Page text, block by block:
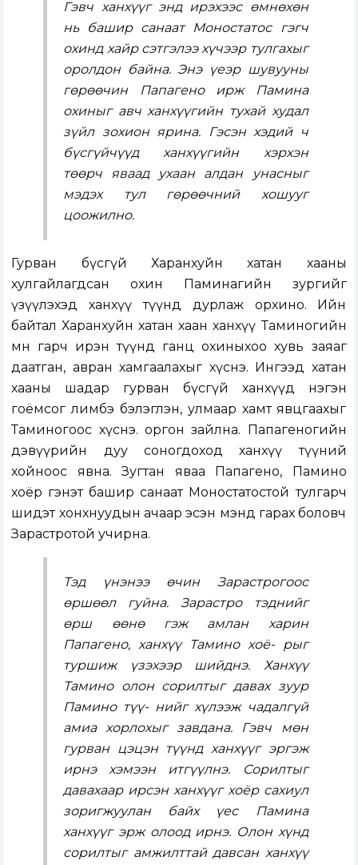
Гэвч ханхүүг энд ирэхээс өмнөхөн
нь башир санаат Моностатос гэгч
охинд хайр сэтгэлээ хүчээр тулгахыг
оролдон байна. Энэ үеэр шувууны
гөрөөчин Папагено ирж Памина
охиныг авч ханхүүгийн тухай худал
зүйл зохион ярина. Гэсэн хэдий ч
бүсгүйчүүд ханхүүгийн хэрхэн
төөрч яваад ухаан алдан унасныг
мэдэх тул гөрөөчний хошууг
цоожилно.
Гурван бүсгүй Харанхуйн хатан хааны
хулгайлагдсан охин Паминагийн зургийг
үзүүлэхэд ханхүү түүнд дурлаж орхино. Ийн
байтал Харанхуйн хатан хаан ханхүү Таминогийн
өмнө гарч ирэн түүнд ганц охиныхоо хувь заяаг
даатган, авран хамгаалахыг хүснэ. Ингээд хатан
хааны шадар гурван бүсгүй ханхүүд нэгэн
гоёмсог лимбэ бэлэглэн, улмаар хамт явцгаахыг
Таминогоос хүснэ. оргон зайлна. Папагеногийн
дэвүүрийн дуу соногдоход ханхүү түүний
хойноос явна. Зугтан яваа Папагено, Памино
хоёр гэнэт башир санаат Моностатостой тулгарч
шидэт хонхнуудын ачаар эсэн мэнд гарах боловч
Зарастротой учирна.
Тэд үнэнээ өчин Зарастрогоос
өршөөл гуйна. Зарастро тэднийг
өрш өөнө гэж амлан харин
Папагено, ханхүү Тамино хоё- рыг
туршиж үзэхээр шийднэ. Ханхүү
Тамино олон сорилтыг давах зуур
Памино түү- нийг хүлээж чадалгүй
амиа хорлохыг завдана. Гэвч мөн
гурван цэцэн түүнд ханхүүг эргэж
ирнэ хэмээн итгүүлнэ. Сорилтыг
давахаар ирсэн ханхүүг хоёр сахиул
зоригжуулан байх үес Памина
ханхүүг эрж олоод ирнэ. Олон хүнд
сорилтыг амжилттай давсан ханхүү